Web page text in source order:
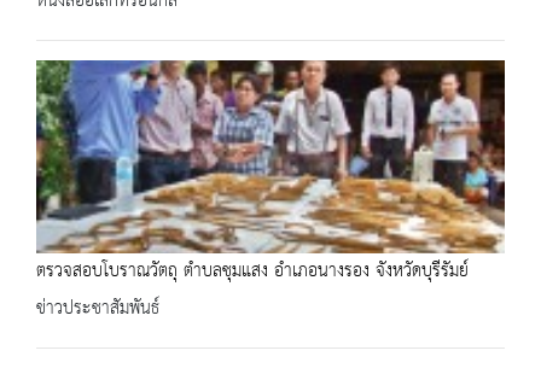
ตรวจสอบโบราณวัตถุ ตำบลชุมแสง อำเภอนางรอง จังหวัดบุรีรัมย์
ข่าวประชาสัมพันธ์